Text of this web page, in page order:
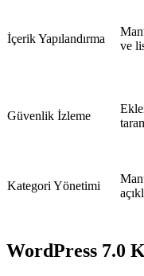
İçerik Yapılandırma
ve
Güvenlik İzleme
Kategori Yönetimi
WordPress 7.0